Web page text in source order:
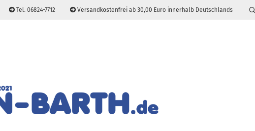
Tel. 06824-7712 Versandkostenfrei ab 30,00 Euro innerhalb Deutschlands